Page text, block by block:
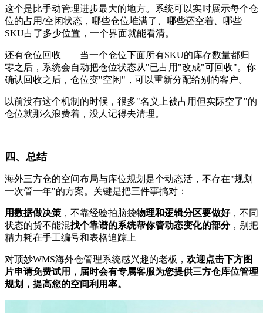
这个是比手动管理进步最大的地方。系统可以实时展示每个仓
位的占用/空闲状态，哪些仓位堆满了、哪些还空着、哪些
SKU占了多少位置，一个界面就能看清。
还有仓位回收——当一个仓位下面所有SKU的库存数量都归
零之后，系统会自动把仓位状态从"已占用"改成"可回收"。你
确认回收之后，仓位变"空闲"，可以重新分配给别的客户。
以前没有这个机制的时候，很多"名义上被占用但实际空了"的
仓位就那么浪费着，没人记得去清理。
四、总结
海外三方仓的空间布局与库位规划是个动态活，不存在"规划
一次管一年"的方案。关键是把三件事搞对：
用数据做决策 ，不靠经验拍脑袋物理和逻辑分区要做好，不同
状态的货不能混找个靠谱的系统帮你管动态变化的部分，别把
精力耗在手工编号和表格追踪上
对顶妙WMS海外仓管理系统感兴趣的老板， 欢迎点击下方图
片申请免费试用，届时会有专属客服为您提供三方仓库位管理
规划，提高您的空间利用率。